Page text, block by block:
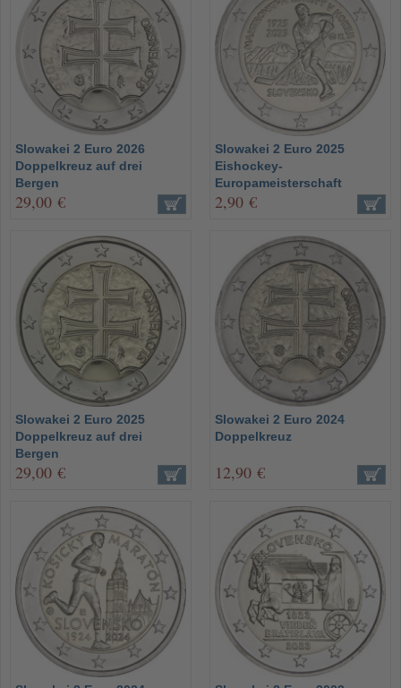
Slowakei 2 Euro 2026
Doppelkreuz auf drei
Bergen
29,00 €
Slowakei 2 Euro 2025
Eishockey-
Europameisterschaft
2,90 €
Slowakei 2 Euro 2025
Doppelkreuz auf drei
Bergen
29,00 €
Slowakei 2 Euro 2024
Doppelkreuz
12,90 €